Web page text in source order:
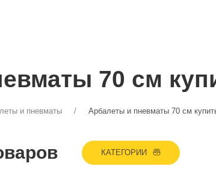
70 см
и пневматы Арбалеты и пневматы 70 см
КАТЕГОРИИ